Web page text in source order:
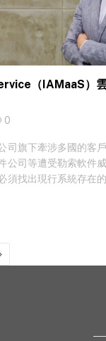
（IAMaaS）
0
旗下牽涉多國的客
公司等遭受勒索軟件
須找出現行系統存在
同把不同的夾萬之門
區域銷售經理任兆雄
匙」，鎖好每一道門
業大門把關出現問題